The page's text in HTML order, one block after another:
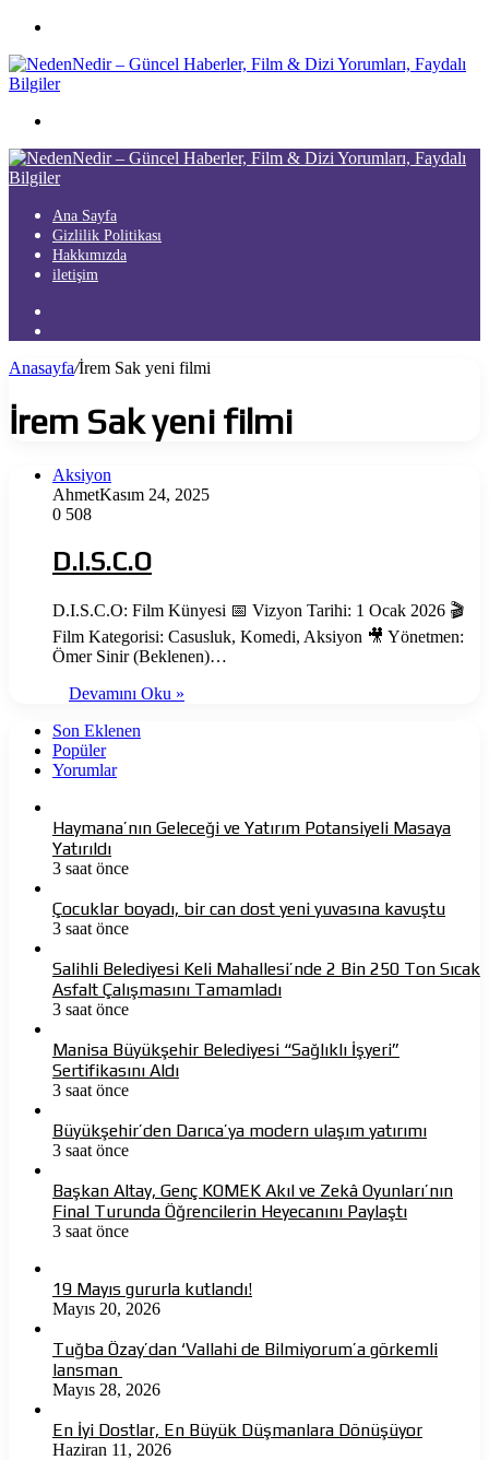
...
Ana Sayfa
Gizlilik Politikası
Hakkımızda
iletişim
...
Anasayfa/İrem Sak yeni filmi
İrem Sak yeni filmi
Aksiyon
AhmetKasım 24, 2025
0 508
D.I.S.C.O
D.I.S.C.O: Film Künyesi 📅 Vizyon Tarihi: 1 Ocak 2026 🎬
Film Kategorisi: Casusluk, Komedi, Aksiyon 🎥 Yönetmen:
Ömer Sinir (Beklenen)…
Devamını Oku »
Son Eklenen
Popüler
Yorumlar
Haymana’nın Geleceği ve Yatırım Potansiyeli Masaya
Yatırıldı
3 saat önce
Çocuklar boyadı, bir can dost yeni yuvasına kavuştu
3 saat önce
Salihli Belediyesi Keli Mahallesi’nde 2 Bin 250 Ton Sıcak
Asfalt Çalışmasını Tamamladı
3 saat önce
Manisa Büyükşehir Belediyesi “Sağlıklı İşyeri”
Sertifikasını Aldı
3 saat önce
Büyükşehir’den Darıca’ya modern ulaşım yatırımı
3 saat önce
Başkan Altay, Genç KOMEK Akıl ve Zekâ Oyunları’nın
Final Turunda Öğrencilerin Heyecanını Paylaştı
3 saat önce
19 Mayıs gururla kutlandı!
Mayıs 20, 2026
Tuğba Özay’dan ‘Vallahi de Bilmiyorum’a görkemli
lansman
Mayıs 28, 2026
En İyi Dostlar, En Büyük Düşmanlara Dönüşüyor
Haziran 11, 2026